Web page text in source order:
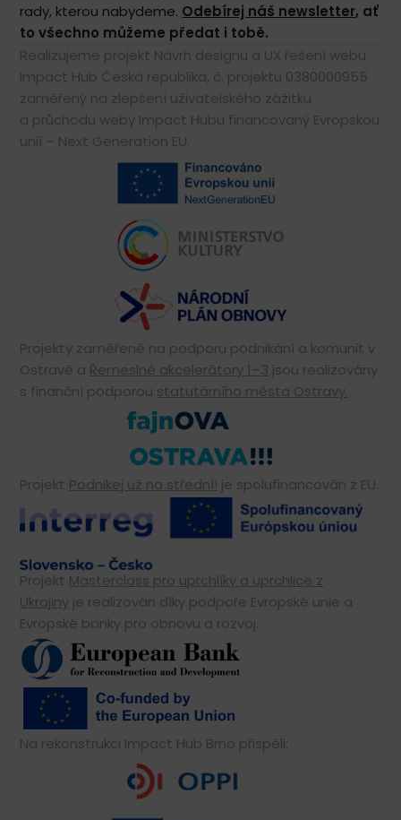
rady, kterou nabydeme. Odebírej náš newsletter, ať
to všechno můžeme předat i tobě.
Realizujeme projekt Návrh designu a UX řešení webu
Impact Hub Česká republika, č. projektu 0380000955
zaměřený na zlepšení uživatelského zážitku
a průchodu weby Impact Hubu financovaný Evropskou
unií – Next Generation EU.
Projekty zaměřené na podporu podnikání a komunit v
Ostravě a Řemeslné akcelerátory 1–3 jsou realizovány
s finanční podporou statutárního města Ostravy.
Projekt Podnikej už na střední! je spolufinancován z EU.
Projekt Masterclass pro uprchlíky a uprchlice z
Ukrajiny je realizován díky podpoře Evropské unie a
Evropské banky pro obnovu a rozvoj.
Na rekonstrukci Impact Hub Brno přispěli: